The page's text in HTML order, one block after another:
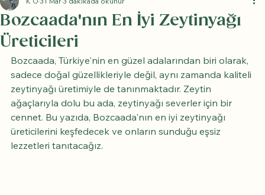
Bozcaada'nın En İyi Zeytinyağı
Üreticileri
Bozcaada, Türkiye'nin en güzel adalarından biri olarak,
sadece doğal güzellikleriyle değil, aynı zamanda kaliteli
zeytinyağı üretimiyle de tanınmaktadır. Zeytin
ağaçlarıyla dolu bu ada, zeytinyağı severler için bir
cennet. Bu yazıda, Bozcaada'nın en iyi zeytinyağı
üreticilerini keşfedecek ve onların sunduğu eşsiz
lezzetleri tanıtacağız.